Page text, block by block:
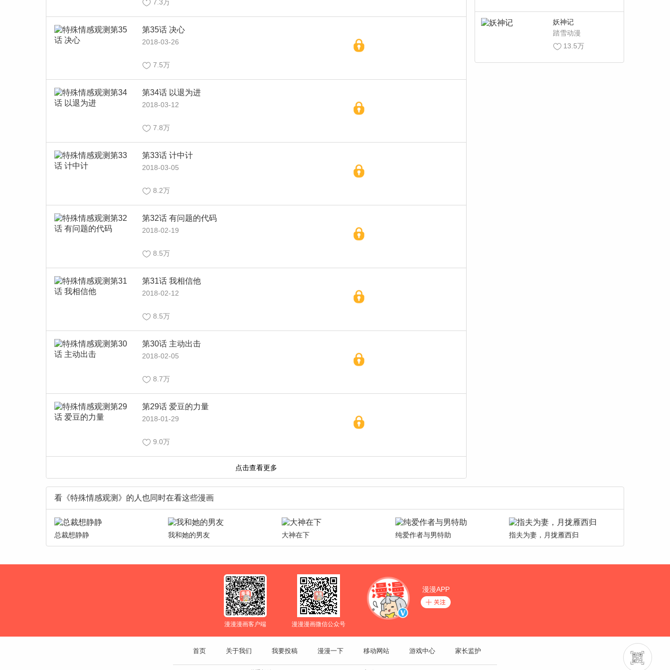
7.3万
第35话 决心
2018-03-26
7.5万
第34话 以退为进
2018-03-12
7.8万
第33话 计中计
2018-03-05
8.2万
第32话 有问题的代码
2018-02-19
8.5万
第31话 我相信他
2018-02-12
8.5万
第30话 主动出击
2018-02-05
8.7万
第29话 爱豆的力量
2018-01-29
9.0万
妖神记
踏雪动漫
13.5万
看《特殊情感观测》的人也同时在看这些漫画
总裁想静静 我和她的男友 大神在下 纯爱作者与男特助 指夫为妻，月拢雁西归
漫漫漫画客户端 漫漫漫画微信公众号
漫漫APP
首页 关于我们 我要投稿 漫漫一下 移动网站 游戏中心 家长监护